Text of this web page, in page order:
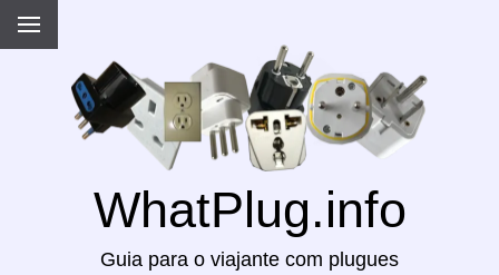
WhatPlug.info
Guia para o viajante com plugues